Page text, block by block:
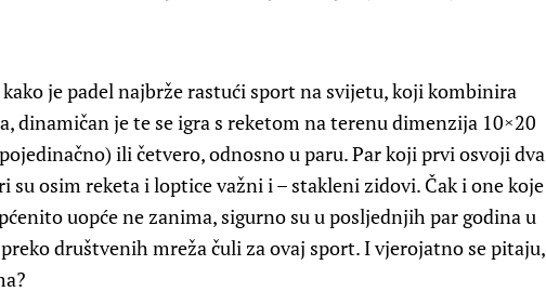
kako je padel najbrže rastući sport na svijetu, koji kombinira
dinamičan je te se igra s reketom na terenu dimenzija 10×20
ili četvero, odnosno u paru. Par koji prvi osvoji dva
su osim reketa i loptice važni i – stakleni zidovi. Čak i one koje
uopće ne zanima, sigurno su u posljednjih par godina u
društvenih mreža čuli za ovaj sport. I vjerojatno se pitaju,